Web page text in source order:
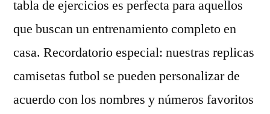
tabla de ejercicios es perfecta para aquellos
que buscan un entrenamiento completo en
casa. Recordatorio especial: nuestras replicas
camisetas futbol se pueden personalizar de
acuerdo con los nombres y números favoritos